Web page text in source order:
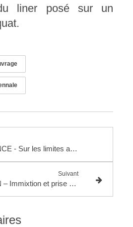
liner posé sur un
ASSURANCE - Sur les limites au devoir de recherche des juges concernant le contenu des polices d'assurance
Suivant
CONSTRUCTION – Immixtion et prise délibérée de risque par le maître d’ouvrage lors du chantier